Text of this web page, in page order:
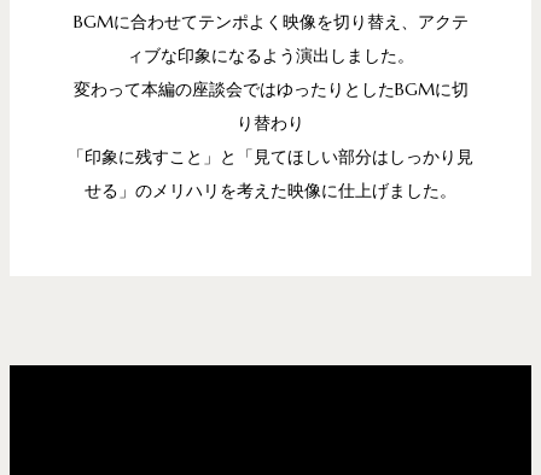
BGMに合わせてテンポよく映像を切り替え、 アクテ
ィブな印象になるよう演出しました。
変わって本編の座談会ではゆったりとしたBGMに切
り替わり
「印象に残すこと」と「見てほしい部分はしっかり見
せる」 のメリハリを考えた映像に仕上げました。